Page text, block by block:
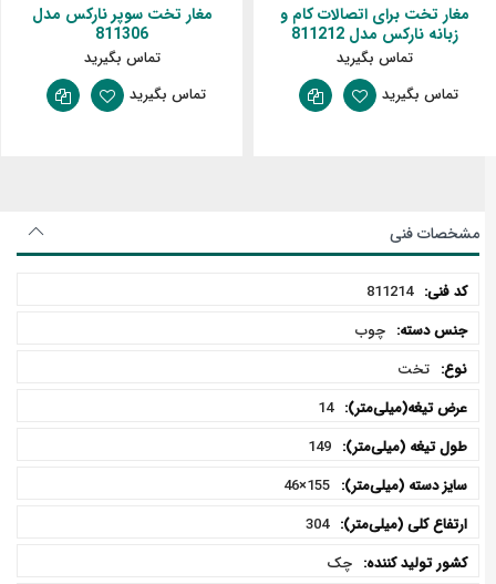
مغار تخت برای اتصالات کام و
زبانه نارکس مدل 811212
تماس بگیرید
تماس بگیرید
مغار تخت سوپر نارکس مدل
811306
تماس بگیرید
تماس بگیرید
مشخصات فنی
مشخصات
811214
چوب
تخت
14
149
155×46
304
چک